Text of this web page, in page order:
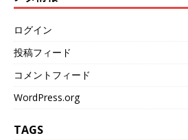
ログイン
投稿フィード
コメントフィード
WordPress.org
TAGS